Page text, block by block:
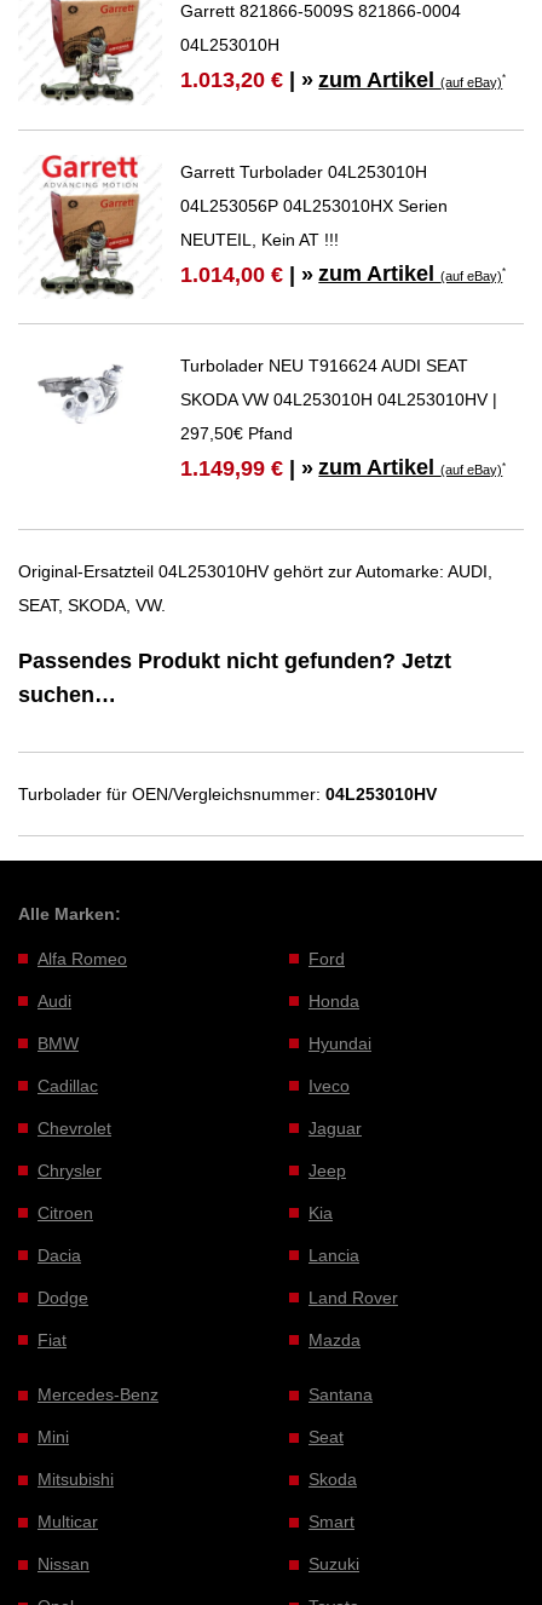
Garrett 821866-5009S 821866-0004
04L253010H
1.013,20 € | » zum Artikel(auf eBay)*
Garrett Turbolader 04L253010H
04L253056P 04L253010HX Serien
NEUTEIL, Kein AT !!!
1.014,00 € | » zum Artikel(auf eBay)*
Turbolader NEU T916624 AUDI SEAT
SKODA VW 04L253010H 04L253010HV |
297,50€ Pfand
1.149,99 € | » zum Artikel(auf eBay)*
Original-Ersatzteil 04L253010HV gehört zur Automarke: AUDI,
SEAT, SKODA, VW.
Passendes Produkt nicht gefunden? Jetzt
suchen…
Turbolader für OEN/Vergleichsnummer: 04L253010HV
Alle Marken:
Alfa Romeo
Audi
BMW
Cadillac
Chevrolet
Chrysler
Citroen
Dacia
Dodge
Fiat
Ford
Honda
Hyundai
Iveco
Jaguar
Jeep
Kia
Lancia
Land Rover
Mazda
Mercedes-Benz
Mini
Mitsubishi
Multicar
Nissan
Santana
Seat
Skoda
Smart
Suzuki